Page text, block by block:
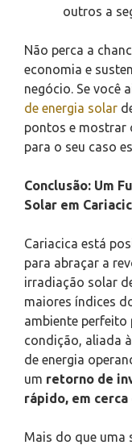
outros a
Não perca a
economia e
negócio. Se você
de energia solar
pontos e mostrar
para o seu caso
Conclusão: Um
Solar em
Cariacica está
para abraçar a
irradiação solar
maiores índices
ambiente perfeito
condição, aliada
de energia
um retorno de
rápido, em cerca
Mais do que uma